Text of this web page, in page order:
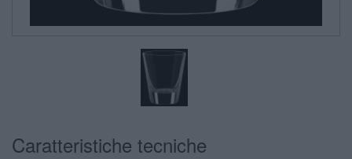
Caratteristiche tecniche